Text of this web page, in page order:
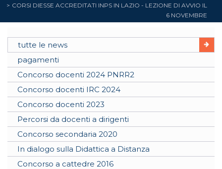
CORSI DIESSE ACCREDITATI INPS IN LAZIO - LEZIONE DI AVVIO IL
6 NOVEMBRE
tutte le news
pagamenti
Concorso docenti 2024 PNRR2
Concorso docenti IRC 2024
Concorso docenti 2023
Percorsi da docenti a dirigenti
Concorso secondaria 2020
In dialogo sulla Didattica a Distanza
Concorso a cattedre 2016